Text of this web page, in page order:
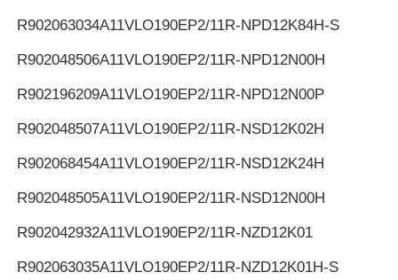
R902063034A11VLO190EP2/11R-NPD12K84H-S
R902048506A11VLO190EP2/11R-NPD12N00H
R902196209A11VLO190EP2/11R-NPD12N00P
R902048507A11VLO190EP2/11R-NSD12K02H
R902068454A11VLO190EP2/11R-NSD12K24H
R902048505A11VLO190EP2/11R-NSD12N00H
R902042932A11VLO190EP2/11R-NZD12K01
R902063035A11VLO190EP2/11R-NZD12K01H-S